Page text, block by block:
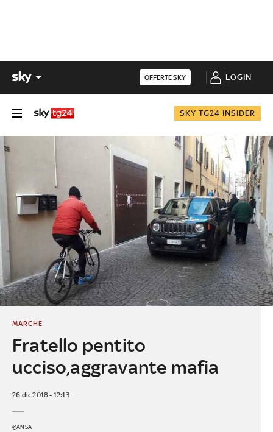
OFFERTE SKY LOGIN
SKY TG24 INSIDER
Fratello pentito
ucciso,aggravante mafia
MARCHE
26 dic 2018 - 12:13
@ANSA